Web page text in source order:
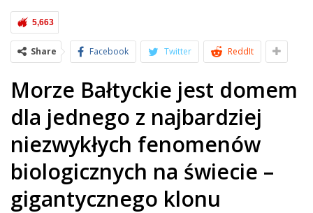
5,663
Share Facebook Twitter ReddIt
Morze Bałtyckie jest domem
dla jednego z najbardziej
niezwykłych fenomenów
biologicznych na świecie –
gigantycznego klonu